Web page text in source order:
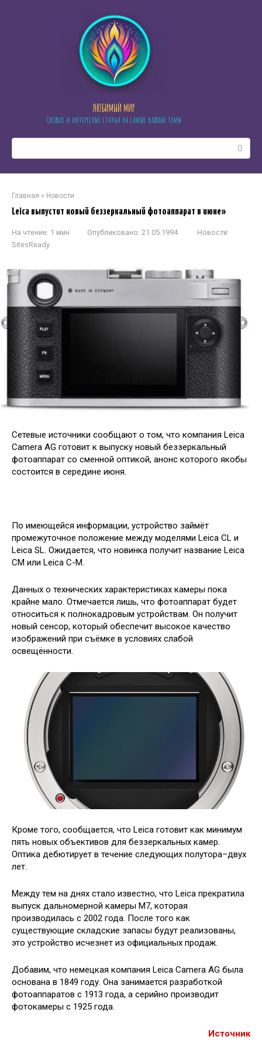
ЛЮБИМЫЙ МИР
Свежие и интересные статьи на самые важные темы
Главная » Новости
Leica выпустит новый беззеркальный фотоаппарат в июне»
На чтение: 1 мин Опубликовано: 21.05.1994
Новости
SitesReady
Сетевые источники сообщают о том, что компания Leica
Camera AG готовит к выпуску новый беззеркальный
фотоаппарат со сменной оптикой, анонс которого якобы
состоится в середине июня.
По имеющейся информации, устройство займёт
промежуточное положение между моделями Leica CL и
Leica SL. Ожидается, что новинка получит название Leica
CM или Leica C-M.
Данных о технических характеристиках камеры пока
крайне мало. Отмечается лишь, что фотоаппарат будет
относиться к полнокадровым устройствам. Он получит
новый сенсор, который обеспечит высокое качество
изображений при съёмке в условиях слабой
освещённости.
Кроме того, сообщается, что Leica готовит как минимум
пять новых объективов для беззеркальных камер.
Оптика дебютирует в течение следующих полутора–двух
лет.
Между тем на днях стало известно, что Leica прекратила
выпуск дальномерной камеры M7, которая
производилась с 2002 года. После того как
существующие складские запасы будут реализованы,
это устройство исчезнет из официальных продаж.
Добавим, что немецкая компания Leica Camera AG была
основана в 1849 году. Она занимается разработкой
фотоаппаратов с 1913 года, а серийно производит
фотокамеры с 1925 года.
Источник